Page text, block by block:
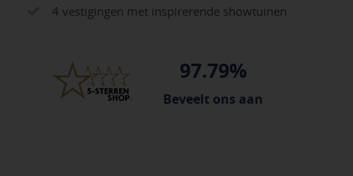
4 vestigingen met inspirerende showtuinen
97.79%
Beveelt ons aan